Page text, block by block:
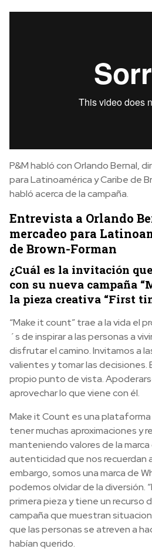
P&M habló con Orlando Bernal,
para Latinoamérica y Caribe de
habló acerca de la campaña.
Entrevista a Orlando
mercadeo para
de Brown-Forman
¿Cuál es la invitación
con su nueva campaña
la pieza creativa “First
“Make it count” trae a la vida el
´s de inspirar a las personas a
disfrutar el camino. Invitamos a
valientes y tomar las decisiones.
propio punto de vista.
aprovechar lo que viene con él.
Make it Count es una
tener muchas aproximaciones y
manteniendo valores de la
autenticidad que nos recuerdan
embargo, somos una marca de
podemos olvidar de la diversión.
primera pieza y tiene un recurso
campaña que muestran
que las personas se atreven a
habían querido.